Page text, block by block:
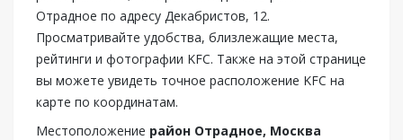
Отрадное по адресу Декабристов, 12.
Просматривайте удобства, близлежащие места,
рейтинги и фотографии KFC. Также на этой странице
вы можете увидеть точное расположение KFC на
карте по координатам.
Местоположение район Отрадное, Москва